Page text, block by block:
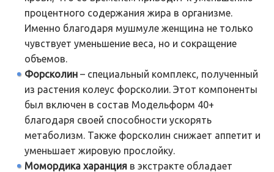
процентного содержания жира в организме.
Именно благодаря мушмуле женщина не только
чувствует уменьшение веса, но и сокращение
объемов.
Форсколин – специальный комплекс, полученный
из растения колеус форсколии. Этот компоненты
был включен в состав Модельформ 40+
благодаря своей способности ускорять
метаболизм. Также форсколин снижает аппетит и
уменьшает жировую прослойку.
Момордика харанция в экстракте обладает